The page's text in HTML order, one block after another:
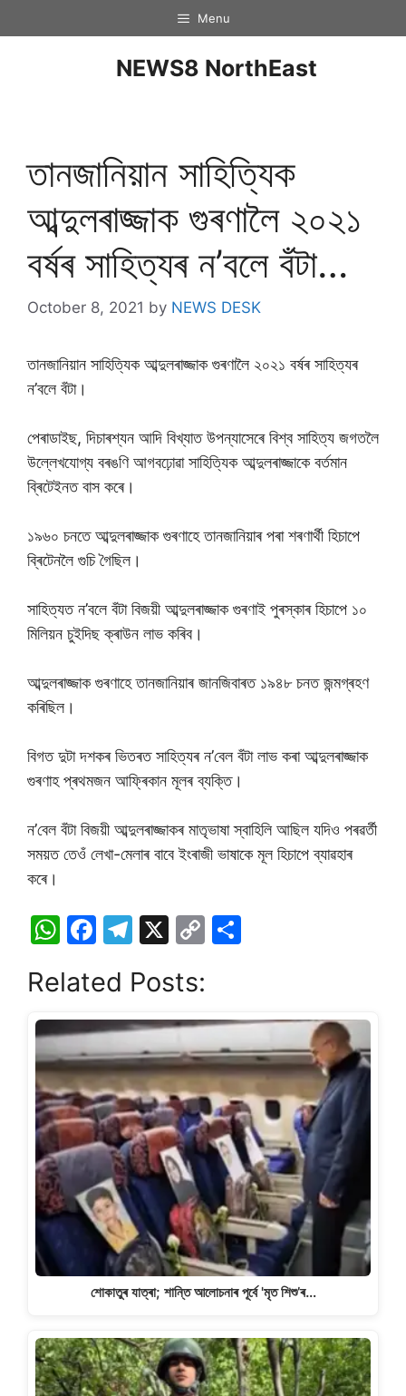
Menu
NEWS8 NorthEast
তানজানিয়ান সাহিত্যিক
আব্দুলৰাজ্জাক গুৰণালৈ ২০২১
বৰ্ষৰ সাহিত্যৰ ন’বলে বঁটা…
October 8, 2021 by NEWS DESK
তানজানিয়ান সাহিত্যিক আব্দুলৰাজ্জাক গুৰণালৈ ২০২১ বৰ্ষৰ সাহিত্যৰ
ন’বলে বঁটা।
পেৰাডাইছ, দিচাৰশ্যন আদি বিখ্যাত উপন্যাসেৰে বিশ্ব সাহিত্য জগতলৈ
উল্লেখযোগ্য বৰঙণি আগবঢ়োৱা সাহিত্যিক আব্দুলৰাজ্জাকে বৰ্তমান
ব্ৰিটেইনত বাস কৰে।
১৯৬০ চনতে আব্দুলৰাজ্জাক গুৰণাহে তানজানিয়াৰ পৰা শৰণাৰ্থী হিচাপে
ব্ৰিটেনলৈ গুচি গৈছিল।
সাহিত্যত ন’বলে বঁটা বিজয়ী আব্দুলৰাজ্জাক গুৰণাই পুৰস্কাৰ হিচাপে ১০
মিলিয়ন চুইদিছ ক্ৰাউন লাভ কৰিব।
আব্দুলৰাজ্জাক গুৰণাহে তানজানিয়াৰ জানজিবাৰত ১৯৪৮ চনত জন্মগ্ৰহণ
কৰিছিল।
বিগত দুটা দশকৰ ভিতৰত সাহিত্যৰ ন’বেল বঁটা লাভ কৰা আব্দুলৰাজ্জাক
গুৰণাহ প্ৰথমজন আফ্ৰিকান মূলৰ ব্যক্তি।
ন’বেল বঁটা বিজয়ী আব্দুলৰাজ্জাকৰ মাতৃভাষা স্বাহিলি আছিল যদিও পৰৱৰ্তী
সময়ত তেওঁ লেখা-মেলাৰ বাবে ইংৰাজী ভাষাকে মূল হিচাপে ব্যাৱহাৰ
কৰে।
W
at
s
A
p
p
F
c
e
b
o
o
k
T
e
gr
a
m
X
C
y
Li
n
k
e
Related Posts:
শোকাতুৰ যাত্ৰা; শান্তি আলোচনাৰ পূৰ্বে 'মৃত শিশু’ৰ…